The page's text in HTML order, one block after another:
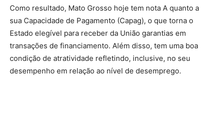
Como resultado, Mato Grosso hoje tem nota A quanto a
sua Capacidade de Pagamento (Capag), o que torna o
Estado elegível para receber da União garantias em
transações de financiamento. Além disso, tem uma boa
condição de atratividade refletindo, inclusive, no seu
desempenho em relação ao nível de desemprego.